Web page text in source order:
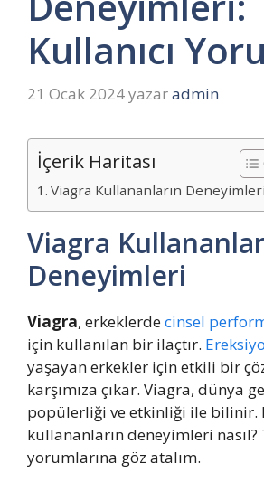
Kullanıcı
21 Ocak 2024yazaradmin
İçerik Haritası
Viagra Kullananların Deneyimleri
Viagra
Deneyimleri
Viagra, erkeklerdecinsel
için kullanılan bir ilaçtır.
yaşayan erkekler için etkili bir
karşımıza çıkar. Viagra, dünya
popülerliği ve etkinliği ile bilinir.
kullananların deneyimleri nasıl?
yorumlarına göz atalım.